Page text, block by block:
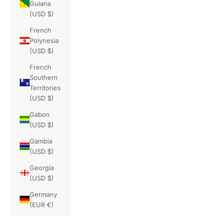
Guiana
(USD $)
French
Polynesia
(USD $)
French
Southern
Territories
(USD $)
Gabon
(USD $)
Gambia
(USD $)
Georgia
(USD $)
Germany
(EUR €)